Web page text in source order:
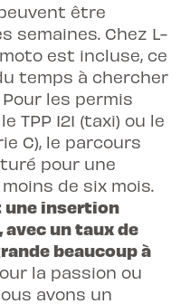
être
semaines. Chez L-
est incluse, ce
temps à chercher
les permis
TPP 121 (taxi) ou le
C), le parcours
pour une
de six mois.
une insertion
un taux de
beaucoup à
la passion ou
avons un